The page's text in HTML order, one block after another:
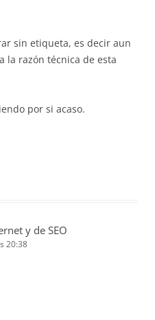
sin etiqueta, es decir aun
la razón técnica de esta
por si acaso.
y de SEO
20:38